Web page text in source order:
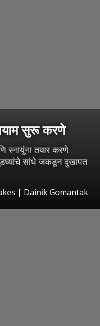
सुरू करणे
स्नायूंना तयार करणे
सांधे जकडून दुखापत
| Dainik Gomantak